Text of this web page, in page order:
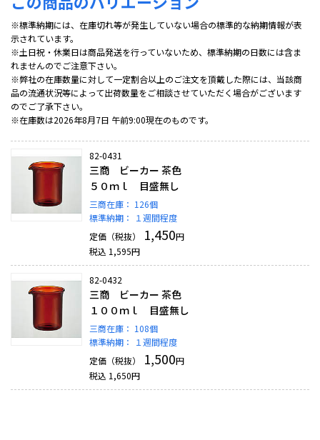
※標準納期には、在庫切れ等が発生していない場合の標準的な納期情報が表
示されています。
※土日祝・休業日は商品発送を行っていないため、標準納期の日数には含ま
れませんのでご注意下さい。
※弊社の在庫数量に対して一定割合以上のご注文を頂戴した際には、当該商
品の流通状況等によって出荷数量をご相談させていただく場合がございます
のでご了承下さい。
※在庫数は2026年8月7日 午前9:00現在のものです。
82-0431
三商 ビーカー 茶色
５０ｍｌ 目盛無し
三商在庫： 126個
標準納期：
１週間程度
定価（税抜）
1,450円
税込 1,595円
82-0432
三商 ビーカー 茶色
１００ｍｌ 目盛無し
三商在庫： 108個
標準納期：
１週間程度
定価（税抜）
1,500円
税込 1,650円